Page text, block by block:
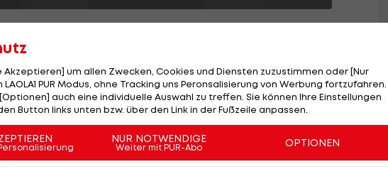
Bremen wohl schon bald wieder zur Verfügung
überstanden zu haben und steigt
ein. Bereits am Dienstag absolvierte der 23-
einsatzfähig zu sein. "Es ist alles in Ordnung. Ich
der wegen der Blessur aus dem Aufgebot für das
Akzeptieren] um allen Zwecken, Cookies und Diensten zuzustimmen oder [Nur
PUR Modus, ohne Tracking uns Peronsalisierung von Werbung fortzufahren.
auch eine individuelle Auswahl zu treffen. Sie können Ihre Einstellungen
Button links unten bzw. über den Link in der Fußzeile anpassen.
NUR NOTWENDIGE
Weiter mit PUR-Abo OPTIONEN